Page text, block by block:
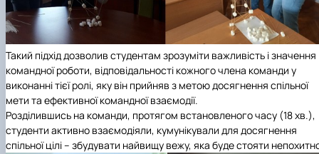
Такий підхід дозволив студентам зрозуміти важливість і значення
командної роботи, відповідальності кожного члена команди у
виконанні тієї ролі, яку він прийняв з метою досягнення спільної
мети та ефективної командної взаємодії.
Розділившись на команди, протягом встановленого часу (18 хв.),
студенти активно взаємодіяли, кумунікували для досягнення
спільної цілі – збудувати найвищу вежу, яка буде стояти